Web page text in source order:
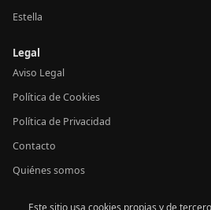
Estella
Legal
Aviso Legal
Política de Cookies
Política de Privacidad
Contacto
Quiénes somos
Este sitio usa cookies propias y de